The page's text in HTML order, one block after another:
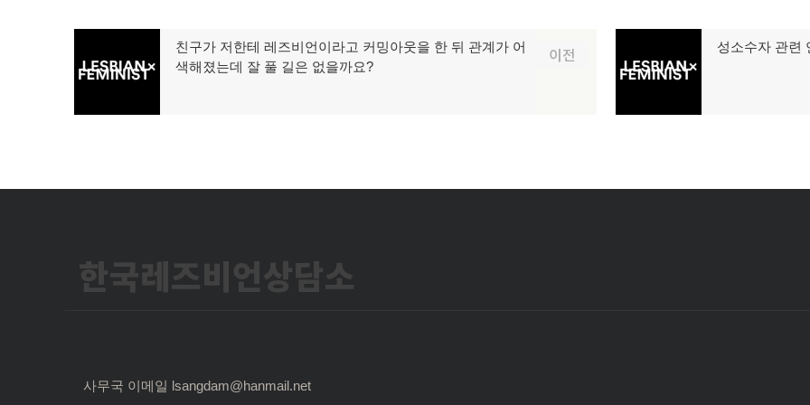
탐
색
이전
전
친구가 저한테 레즈비언이라고 커밍아웃을 한 뒤 관계가 어
색해졌는데 잘 풀 길은 없을까요?
음
성소수자 관련
한국레즈비언상담소
사무국 이메일 lsangdam@hanmail.net